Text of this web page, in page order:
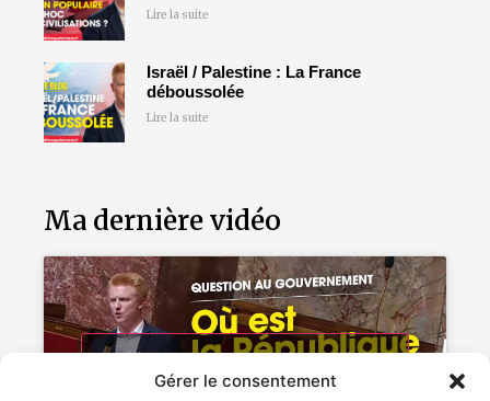
Gérer le consentement
Lire la suite
Israël / Palestine : La France
déboussolée
Lire la suite
Ma dernière vidéo
Cliquez pour accepter les cookies
marketing et activer ce contenu